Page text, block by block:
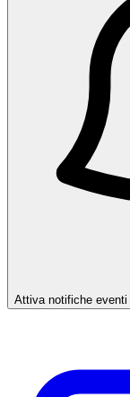
Attiva notifiche eventi